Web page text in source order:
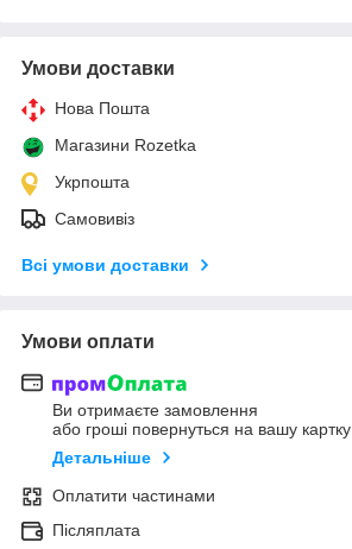
Умови доставки
Нова Пошта
Магазини Rozetka
Укрпошта
Самовивіз
Всі умови доставки
Умови оплати
Ви отримаєте замовлення
або гроші повернуться на вашу картку
Детальніше
Оплатити частинами
Післяплата